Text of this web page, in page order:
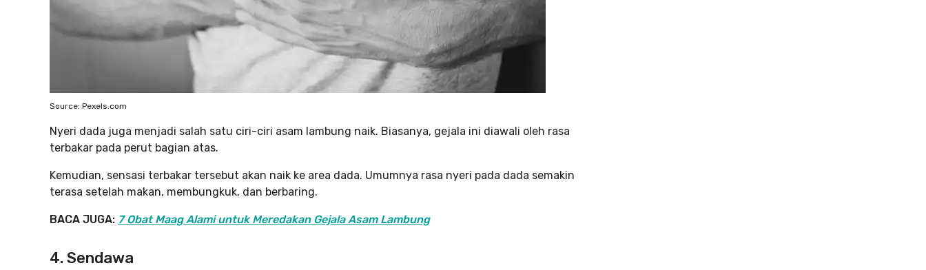
Source: Pexels.com
Nyeri dada juga menjadi salah satu ciri-ciri asam lambung naik. Biasanya, gejala ini diawali oleh rasa
terbakar pada perut bagian atas.
Kemudian, sensasi terbakar tersebut akan naik ke area dada. Umumnya rasa nyeri pada dada semakin
terasa setelah makan, membungkuk, dan berbaring.
BACA JUGA: 7 Obat Maag Alami untuk Meredakan Gejala Asam Lambung
4. Sendawa